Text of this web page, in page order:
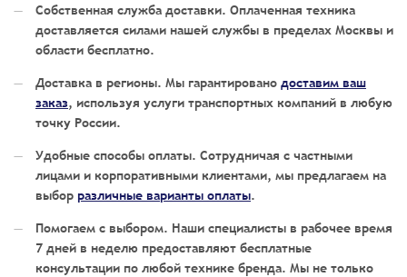
Собственная служба доставки. Оплаченная техника
доставляется силами нашей службы в пределах Москвы и
области бесплатно.
Доставка в регионы. Мы гарантировано доставим ваш
заказ, используя услуги транспортных компаний в любую
точку России.
Удобные способы оплаты. Сотрудничая с частными
лицами и корпоративными клиентами, мы предлагаем на
выбор различные варианты оплаты.
Помогаем с выбором. Наши специалисты в рабочее время
7 дней в неделю предоставляют бесплатные
консультации по любой технике бренда. Мы не только